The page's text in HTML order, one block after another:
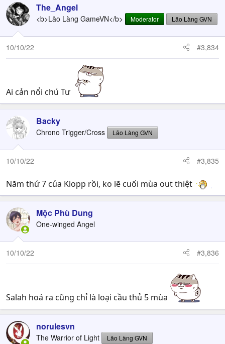
c
t
i
o
n
s
The_Angel
<b>Lão Làng GameVN</b> Moderator Lão Làng GVN
10/10/22 #3,834
Ai cản nổi chú Tư
Backy
Chrono Trigger/Cross Lão Làng GVN
10/10/22 #3,835
Năm thứ 7 của Klopp rồi, ko lẽ cuối mùa out thiệt
Mộc Phù Dung
One-winged Angel
10/10/22 #3,836
Salah hoá ra cũng chỉ là loại cầu thủ 5 mùa
norulesvn
The Warrior of Light Lão Làng GVN